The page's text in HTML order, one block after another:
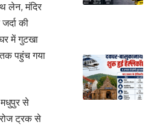
लेन, मंदिर
की
में गुटखा
पहुंच गया
से
ट्रक से